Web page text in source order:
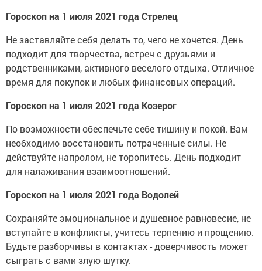
Гороскоп на 1 июля 2021 года Стрелец
Не заставляйте себя делать то, чего не хочется. День
подходит для творчества, встреч с друзьями и
родственниками, активного веселого отдыха. Отличное
время для покупок и любых финансовых операций.
Гороскоп на 1 июля 2021 года Козерог
По возможности обеспечьте себе тишину и покой. Вам
необходимо восстановить потраченные силы. Не
действуйте напролом, не торопитесь. День подходит
для налаживания взаимоотношений.
Гороскоп на 1 июля 2021 года Водолей
Сохраняйте эмоциональное и душевное равновесие, не
вступайте в конфликты, учитесь терпению и прощению.
Будьте разборчивы в контактах - доверчивость может
сыграть с вами злую шутку.